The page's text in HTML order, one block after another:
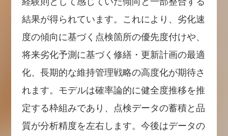
結果が得られています。これにより、劣化速
度の傾向に基づく点検箇所の優先度付けや、
将来劣化予測に基づく修繕・更新計画の最適
化、長期的な維持管理戦略の高度化が期待さ
れます。モデルは確率論的に健全度推移を推
定する枠組みであり、点検データの蓄積と品
質が分析精度を左右します。今後はデータの